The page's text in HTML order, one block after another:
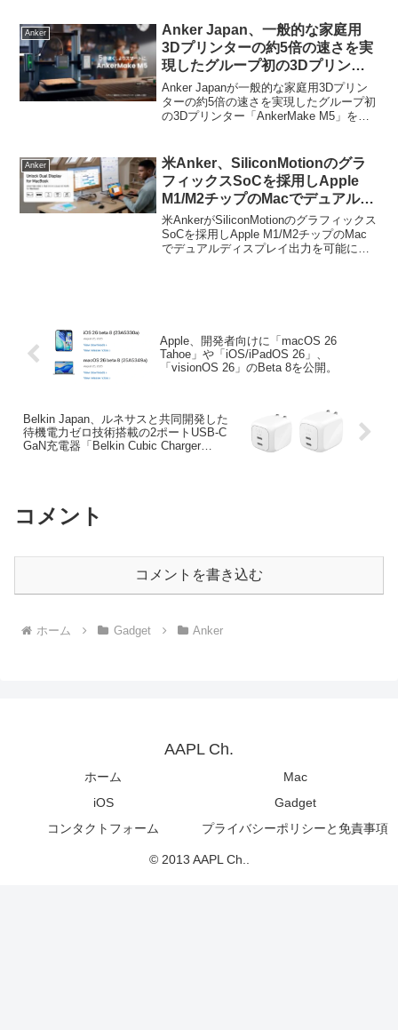
ら...
Anker
Anker Japan、一般的な家庭用
3Dプリンターの約5倍の速さを実
現したグループ初の3Dプリンタ
ー「AnkerMake M5」を発売。
Anker Japanが一般的な家庭用3Dプリン
ターの約5倍の速さを実現したグループ初
の3Dプリンター「AnkerMake M5」を発
Anker
米Anker、SiliconMotionのグラ
フィックスSoCを採用しApple
M1/M2チップのMacでデュアルデ
ィスプレイ出力を可能にする
「Anker 563 USB-C Hub (10-in-
1, Dual 4K HDMI, for
米AnkerがSiliconMotionのグラフィックス
SoCを採用しApple M1/M2チップのMac
でデュアルディスプレイ出力を可能にす
Apple、開発者向けに「macOS 26
Tahoe」や「iOS/iPadOS 26」、
「visionOS 26」のBeta 8を公開。
Belkin Japan、ルネサスと共同開発した
待機電力ゼロ技術搭載の2ポートUSB-C
GaN充電器「Belkin Cubic Charger
コメント
コメントを書き込む
ホーム Gadget Anker
AAPL Ch.
ホーム
Mac
iOS
Gadget
コンタクトフォーム
プライバシーポリシーと免責事項
© 2013 AAPL Ch..